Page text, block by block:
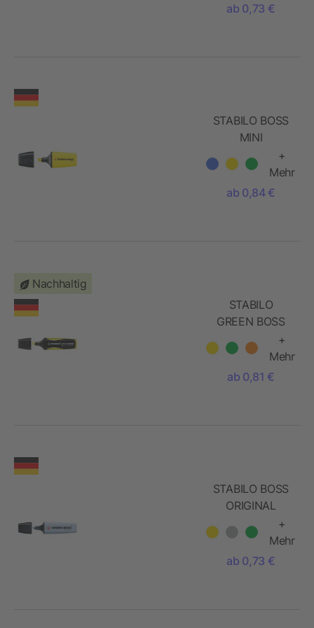
ab 0,73 €
STABILO BOSS
MINI
Leuchtmarkierer
+
Mehr
ab 0,84 €
Nachhaltig
STABILO
GREEN BOSS
Leuchtmarkierer
+
Mehr
ab 0,81 €
STABILO BOSS
ORIGINAL
Leuchtmarkierer
+
Mehr
ab 0,73 €